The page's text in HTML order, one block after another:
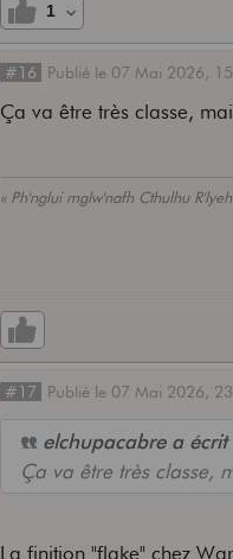
1
#16 Publié le 07 Mai 2026,
Ça va être très classe,
« Ph'nglui mglw'nafh Cthulhu
#17 Publié le 07 Mai 2026,
elchupacabre a écrit
Ça va être très classe,
La finition "flake" chez